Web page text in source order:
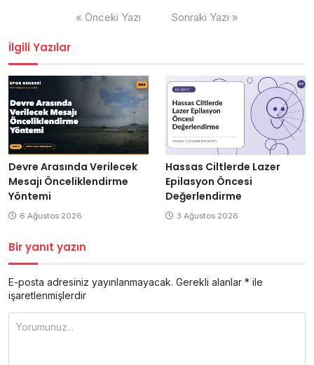
« Önceki Yazı Sonraki Yazı »
İlgili Yazılar
Devre Arasında Verilecek
Mesajı Önceliklendirme
Yöntemi
6 Ağustos 2026
Hassas Ciltlerde Lazer
Epilasyon Öncesi
Değerlendirme
3 Ağustos 2026
Bir yanıt yazın
E-posta adresiniz yayınlanmayacak. Gerekli alanlar * ile
işaretlenmişlerdir